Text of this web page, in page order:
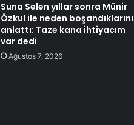
Suna Selen yıllar sonra Münir
Özkul ile neden boşandıklarını
anlattı: Taze kana ihtiyacım
var dedi
Ağustos 7, 2026